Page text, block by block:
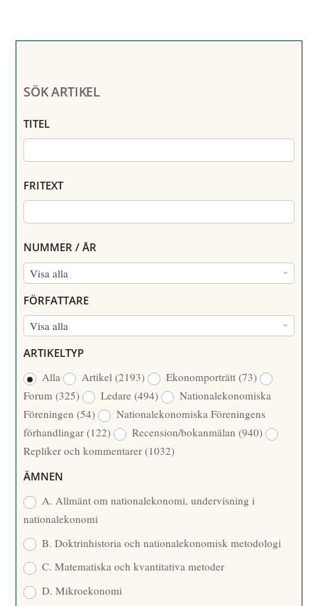
SÖK ARTIKEL
TITEL
FRITEXT
NUMMER / ÅR
Visa alla
N
M
M
/
Å
R
FÖRFATTARE
Visa alla
R
F
A
T
T
A
R
ARTIKELTYP
Alla
Artikel(2193) Ekonomporträtt(73)
Forum(325) Ledare(494)
Nationalekonomiska
Föreningen(54)
Nationalekonomiska Föreningens
förhandlingar(122) Recension/bokanmälan(940)
Repliker och kommentarer(1032)
ÄMNEN
A. Allmänt om nationalekonomi, undervisning i
nationalekonomi
B. Doktrinhistoria och nationalekonomisk metodologi
C. Matematiska och kvantitativa metoder
D. Mikroekonomi